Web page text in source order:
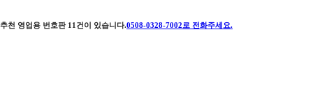
추천 영업용 번호판 11 건이 있습니다.0508-0328-7002 로 전화주세요.